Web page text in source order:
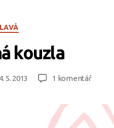
Rubriky
kouzla
5. 2013 1 komentářu